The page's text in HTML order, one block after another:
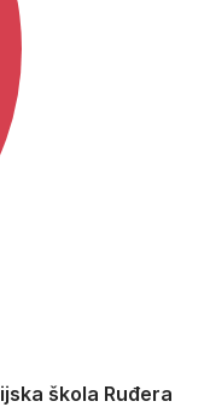
škola Ruđera